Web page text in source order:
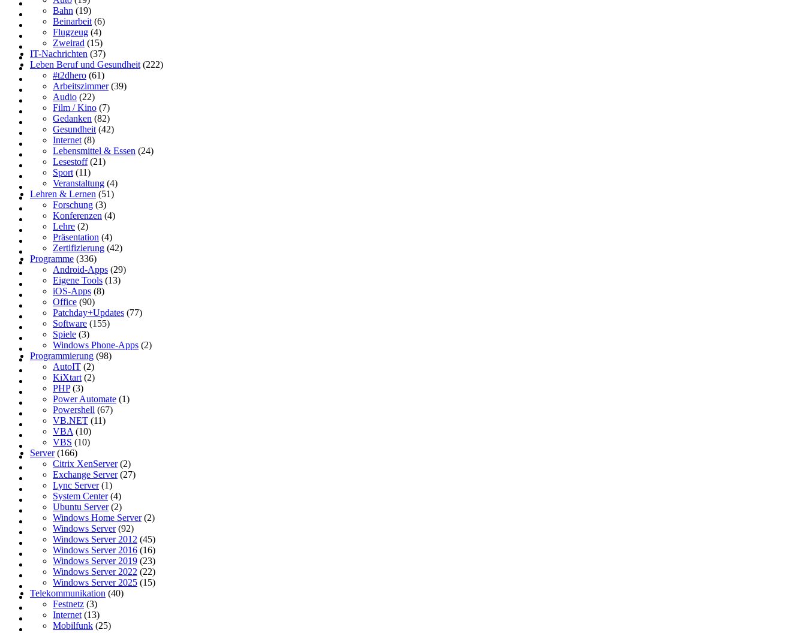
Bahn (19)
Beinarbeit (6)
Flugzeug (4)
Zweirad (15)
IT-Nachrichten (37)
Leben Beruf und Gesundheit (222)
#t2dhero (61)
Arbeitszimmer(39)
Audio (22)
Film / Kino (7)
Gedanken (82)
Gesundheit (42)
Internet (8)
Lebensmittel & Essen (24)
Lesestoff(21)
Sport (11)
Veranstaltung (4)
Lehren & Lernen (51)
Forschung (3)
Konferenzen (4)
Lehre (2)
Präsentation (4)
Zertifizierung (42)
Programme (336)
Android-Apps (29)
Eigene Tools (13)
iOS-Apps (8)
Office (90)
Patchday+Updates (77)
Software (155)
Spiele (3)
Windows Phone-Apps (2)
Programmierung (98)
AutoIT (2)
KiXtart (2)
PHP(3)
Power Automate (1)
Powershell (67)
VB.NET (11)
VBA (10)
VBS (10)
Server(166)
Citrix XenServer(2)
Exchange Server(27)
Lync Server(1)
System Center(4)
Ubuntu Server(2)
Windows Home Server(2)
Windows Server(92)
Windows Server 2012 (45)
Windows Server 2016 (16)
Windows Server 2019 (23)
Windows Server 2022 (22)
Windows Server 2025 (15)
Telekommunikation (40)
Festnetz (3)
Internet (13)
Mobilfunk (25)